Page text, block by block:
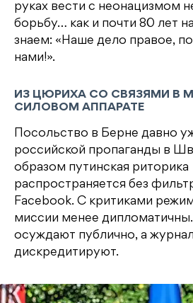
руках вести с неонацизмом
борьбу… как и почти 80 лет
знаем: «Наше дело правое,
нами!».
ИЗ ЦЮРИХА СО СВЯЗЯМИ В
СИЛОВОМ АППАРАТЕ
Посольство в Берне давно
российской пропаганды в
образом путинская риторика
распространяется без
Facebook. C критиками
миссии менее
осуждают публично, а
дискредитируют.